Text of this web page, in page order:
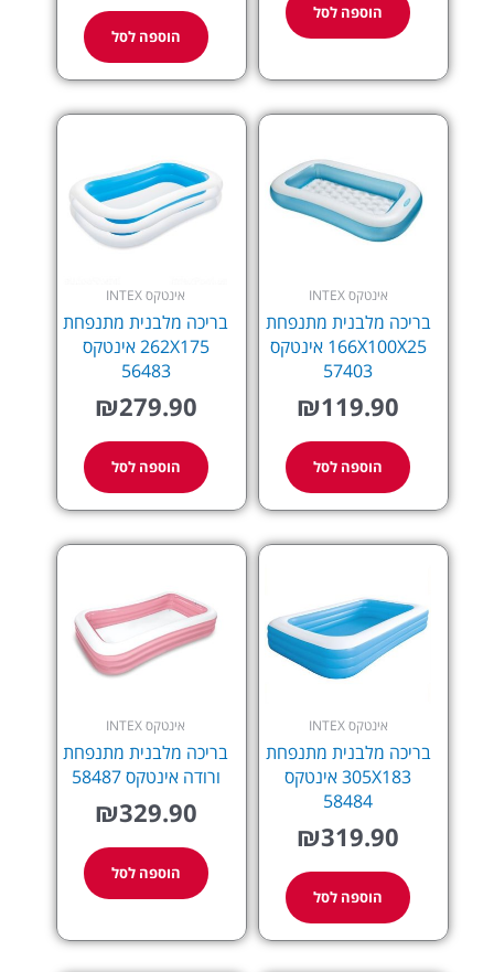
הוספה לסל
הוספה לסל
אינטקס INTEX
בריכה מלבנית מתנפחת
166X100X25 אינטקס
57403
₪119.90
הוספה לסל
אינטקס INTEX
בריכה מלבנית מתנפחת
262X175 אינטקס
56483
₪279.90
הוספה לסל
אינטקס INTEX
בריכה מלבנית מתנפחת
305X183 אינטקס
58484
₪319.90
הוספה לסל
אינטקס INTEX
בריכה מלבנית מתנפחת
ורודה אינטקס 58487
₪329.90
הוספה לסל